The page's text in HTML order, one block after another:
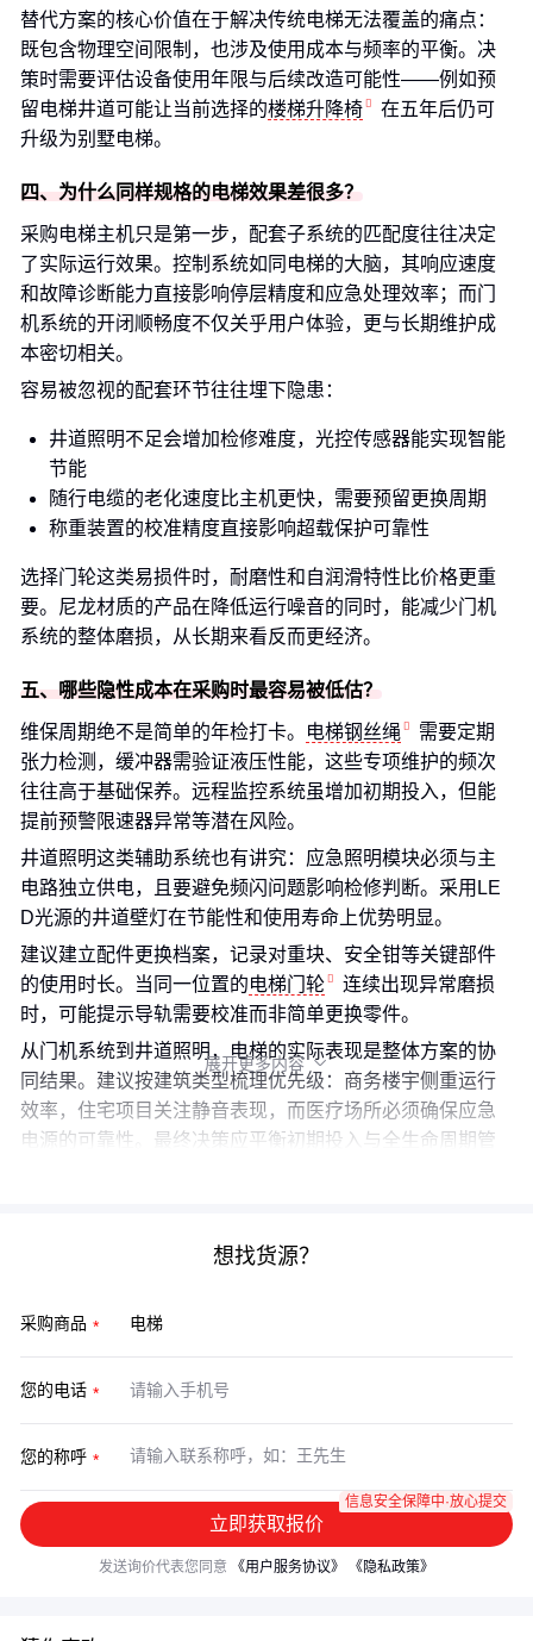
替代方案的核心价值在于解决传统电梯无法覆盖的痛点：
既包含物理空间限制，也涉及使用成本与频率的平衡。决
策时需要评估设备使用年限与后续改造可能性——例如预
留电梯井道可能让当前选择的楼梯升降椅
在五年后仍可
升级为别墅电梯。
四、为什么同样规格的电梯效果差很多？
采购电梯主机只是第一步，配套子系统的匹配度往往决定
了实际运行效果。控制系统如同电梯的大脑，其响应速度
和故障诊断能力直接影响停层精度和应急处理效率；而门
机系统的开闭顺畅度不仅关乎用户体验，更与长期维护成
本密切相关。
容易被忽视的配套环节往往埋下隐患：
井道照明不足会增加检修难度，光控传感器能实现智能
节能
随行电缆的老化速度比主机更快，需要预留更换周期
称重装置的校准精度直接影响超载保护可靠性
选择门轮这类易损件时，耐磨性和自润滑特性比价格更重
要。尼龙材质的产品在降低运行噪音的同时，能减少门机
系统的整体磨损，从长期来看反而更经济。
五、哪些隐性成本在采购时最容易被低估？
维保周期绝不是简单的年检打卡。 电梯钢丝绳
需要定期
张力检测，缓冲器需验证液压性能，这些专项维护的频次
往往高于基础保养。远程监控系统虽增加初期投入，但能
提前预警限速器异常等潜在风险。
井道照明这类辅助系统也有讲究：应急照明模块必须与主
电路独立供电，且要避免频闪问题影响检修判断。采用LE
D光源的井道壁灯在节能性和使用寿命上优势明显。
建议建立配件更换档案，记录对重块、安全钳等关键部件
的使用时长。当同一位置的电梯门轮
连续出现异常磨损
时，可能提示导轨需要校准而非简单更换零件。
从门机系统到井道照明，电梯的实际表现是整体方案的协
同结果。建议按建筑类型梳理优先级：商务楼宇侧重运行
效率，住宅项目关注静音表现，而医疗场所必须确保应急
电源的可靠性。最终决策应平衡初期投入与全生命周期管
展开更多内容 
想找货源？
采购商品
您的电话
您的称呼
立即获取报价
信息安全保障中·放心提交
发送询价代表您同意 《用户服务协议》 《隐私政策》